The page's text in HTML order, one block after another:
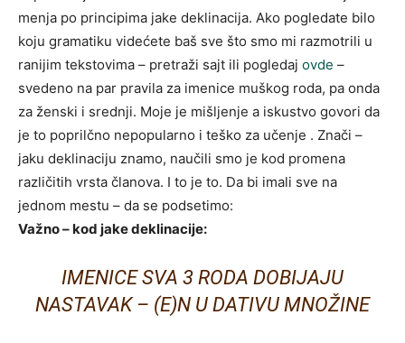
menja po principima jake deklinacija. Ako pogledate bilo
koju gramatiku videćete baš sve što smo mi razmotrili u
ranijim tekstovima – pretraži sajt ili pogledaj ovde –
svedeno na par pravila za imenice muškog roda, pa onda
za ženski i srednji. Moje je mišljenje a iskustvo govori da
je to poprilčno nepopularno i teško za učenje . Znači –
jaku deklinaciju znamo, naučili smo je kod promena
različitih vrsta članova. I to je to. Da bi imali sve na
jednom mestu – da se podsetimo:
Važno – kod jake deklinacije:
IMENICE SVA 3 RODA DOBIJAJU
NASTAVAK – (E)N U DATIVU MNOŽINE